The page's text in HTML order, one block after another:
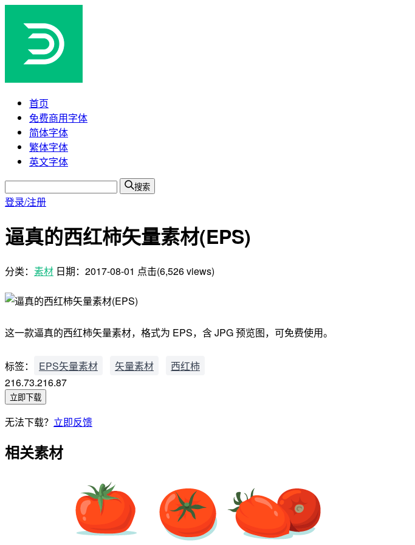
首页
免费商用字体
简体字体
繁体字体
英文字体
搜索
登录/注册
逼真的西红柿矢量素材(EPS)
分类： 素材 日期： 2017-08-01 点击(6,526 views)
这一款逼真的西红柿矢量素材，格式为 EPS，含 JPG 预览图，可免费使用。
标签： EPS矢量素材 矢量素材
西红柿
216.73.216.87
立即下载
无法下载？ 立即反馈
相关素材